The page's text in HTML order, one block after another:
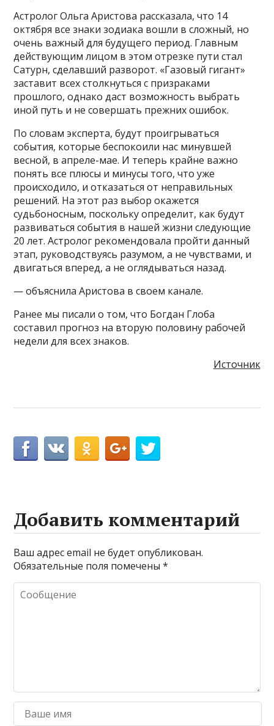
Астролог Ольга Аристова рассказала, что 14
октября все знаки зодиака вошли в сложный, но
очень важный для будущего период. Главным
действующим лицом в этом отрезке пути стал
Сатурн, сделавший разворот. «Газовый гигант»
заставит всех столкнуться с призраками
прошлого, однако даст возможность выбрать
иной путь и не совершать прежних ошибок.
По словам эксперта, будут проигрываться
события, которые беспокоили нас минувшей
весной, в апреле-мае. И теперь крайне важно
понять все плюсы и минусы того, что уже
происходило, и отказаться от неправильных
решений. На этот раз выбор окажется
судьбоносным, поскольку определит, как будут
развиваться события в нашей жизни следующие
20 лет. Астролог рекомендовала пройти данный
этап, руководствуясь разумом, а не чувствами, и
двигаться вперед, а не оглядываться назад.
— объяснила Аристова в своем канале.
Ранее мы писали о том, что Богдан Глоба
составил прогноз на вторую половину рабочей
недели для всех знаков.
Источник
Добавить комментарий
Ваш адрес email не будет опубликован.
Обязательные поля помечены*